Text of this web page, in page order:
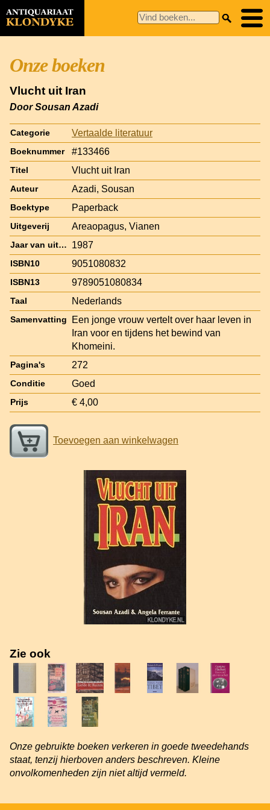
Onze boeken
Vlucht uit Iran
Door Sousan Azadi
Categorie Vertaalde literatuur
Boeknummer #133466
Titel Vlucht uit Iran
Auteur Azadi, Sousan
Boektype Paperback
Uitgeverij Areaopagus, Vianen
Jaar van uitgave 1987
ISBN10 9051080832
ISBN13 9789051080834
Taal Nederlands
Samenvatting
Een jonge vrouw vertelt over haar leven in
Iran voor en tijdens het bewind van
Khomeini.
Pagina's 272
Conditie Goed
Prijs € 4,00
Toevoegen aan winkelwagen
Zie ook
Onze gebruikte boeken verkeren in goede tweedehands
staat, tenzij hierboven anders beschreven. Kleine
onvolkomenheden zijn niet altijd vermeld.